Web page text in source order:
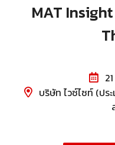
MAT
บริษัท ไวซ์ไซท์ (ปร